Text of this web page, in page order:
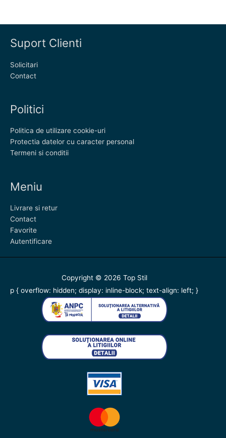
Suport Clienti
Solicitari
Contact
Politici
Politica de utilizare cookie-uri
Protectia datelor cu caracter personal
Termeni si conditii
Meniu
Livrare si retur
Contact
Favorite
Autentificare
Copyright © 2026 Top Stil
p { overflow: hidden; display: inline-block; text-align: left; }